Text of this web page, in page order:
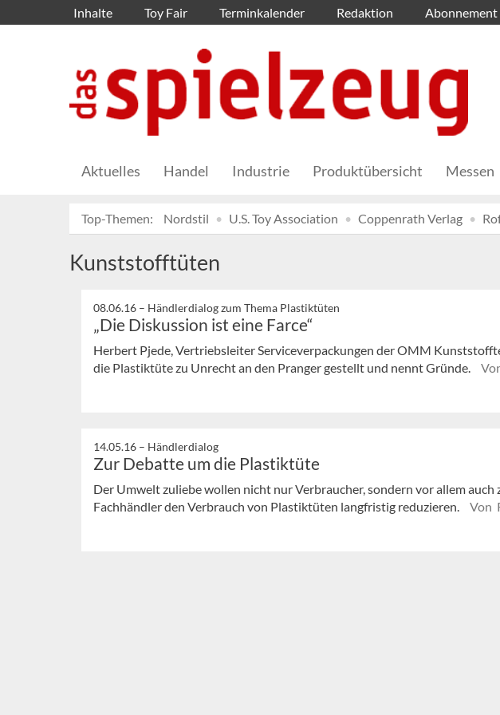
Inhalte Toy Fair Terminkalender Redaktion Abonnement
Aktuelles Handel Industrie Produktübersicht Messen
Top-Themen: Nordstil U.S. Toy Association Coppenrath Verlag
Kunststofftüten
08.06.16 – Händlerdialog zum Thema Plastiktüten
„Die Diskussion ist eine Farce“
Herbert Pjede, Vertriebsleiter Serviceverpackungen der OMM
die Plastiktüte zu Unrecht an den Pranger gestellt und nennt Gründe.
14.05.16 – Händlerdialog
Zur Debatte um die Plastiktüte
Der Umwelt zuliebe wollen nicht nur Verbraucher, sondern vor allem auch
Fachhändler den Verbrauch von Plastiktüten langfristig reduzieren.
Von